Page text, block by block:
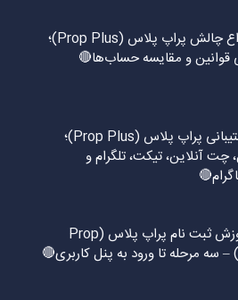
🔴انواع چالش پراپ پلاس (Prop Plus)؛
قوانین و مقایسه حساب‌ها🔴
🔴پشتیبانی پراپ پلاس (Prop Plus)؛
چت آنلاین، تیکت، تلگرام و
🔴آموزش ثبت نام پراپ پلاس (Prop